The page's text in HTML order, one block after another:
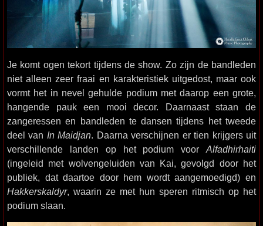
Je komt ogen tekort tijdens de show. Zo zijn de bandleden
niet alleen zeer fraai en karakteristiek uitgedost, maar ook
vormt het in nevel gehulde podium met daarop een grote,
hangende pauk een mooi decor. Daarnaast staan de
zangeressen en bandleden te dansen tijdens het tweede
deel van In Maidjan. Daarna verschijnen er tien krijgers uit
verschillende landen op het podium voor Alfadhirhaiti
(ingeleid met wolvengeluiden van Kai, gevolgd door het
publiek, dat daartoe door hem wordt aangemoedigd) en
Hakkerskaldyr, waarin ze met hun speren ritmisch op het
podium slaan.